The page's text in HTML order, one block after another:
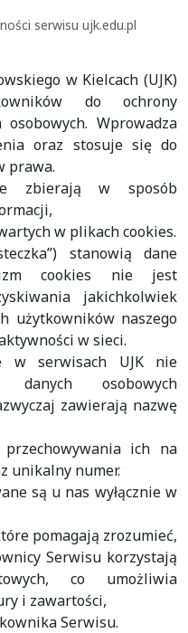
serwisu ujk.edu.pl
w Kielcach (UJK)
do ochrony
Wprowadza
oraz stosuje się do
prawa.
zbierają w sposób
w plikach cookies.
stanowią dane
cookies nie jest
jakichkolwiek
użytkowników naszego
w sieci.
w serwisach UJK nie
danych osobowych
zawierają nazwę
ich na
unikalny numer.
są u nas wyłącznie w
pomagają zrozumieć,
Serwisu korzystają
co umożliwia
i zawartości,
Serwisu.